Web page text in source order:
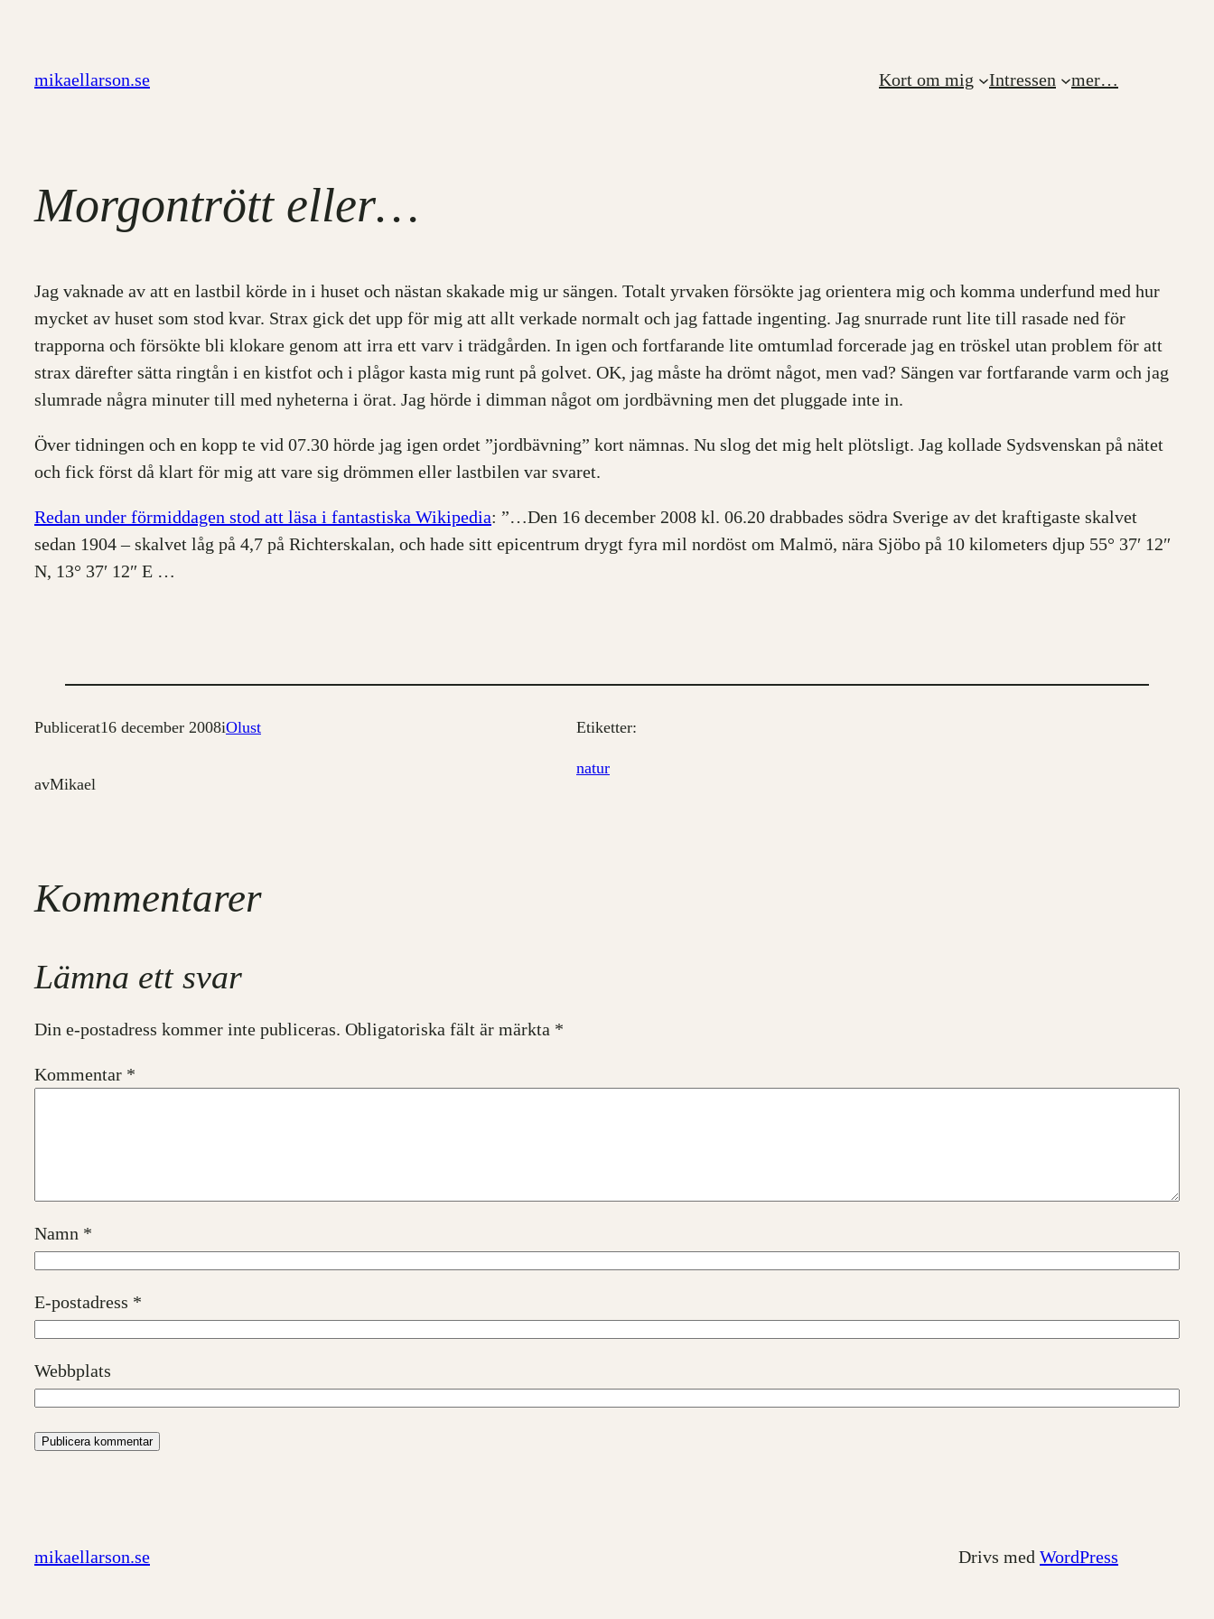
innehåll
mikaellarson.se Kort om mig Intressen mer…
Morgontrött eller…
Jag vaknade av att en lastbil körde in i huset och nästan skakade mig ur sängen. Totalt yrvaken försökte jag orientera mig och komma underfund med hur
mycket av huset som stod kvar. Strax gick det upp för mig att allt verkade normalt och jag fattade ingenting. Jag snurrade runt lite till rasade ned för
trapporna och försökte bli klokare genom att irra ett varv i trädgården. In igen och fortfarande lite omtumlad forcerade jag en tröskel utan problem för att
strax därefter sätta ringtån i en kistfot och i plågor kasta mig runt på golvet. OK, jag måste ha drömt något, men vad? Sängen var fortfarande varm och jag
slumrade några minuter till med nyheterna i örat. Jag hörde i dimman något om jordbävning men det pluggade inte in.
Över tidningen och en kopp te vid 07.30 hörde jag igen ordet ”jordbävning” kort nämnas. Nu slog det mig helt plötsligt. Jag kollade Sydsvenskan på nätet
och fick först då klart för mig att vare sig drömmen eller lastbilen var svaret.
Redan under förmiddagen stod att läsa i fantastiska Wikipedia: ”…Den 16 december 2008 kl. 06.20 drabbades södra Sverige av det kraftigaste skalvet
sedan 1904 – skalvet låg på 4,7 på Richterskalan, och hade sitt epicentrum drygt fyra mil nordöst om Malmö, nära Sjöbo på 10 kilometers djup 55° 37′ 12″
N, 13° 37′ 12″ E …
Publicerat16 december 2008iOlust
avMikael
Etiketter:
natur
Kommentarer
Lämna ett svar
Din e-postadress kommer inte publiceras. Obligatoriska fält är märkta *
Kommentar *
Namn *
E-postadress *
Webbplats
mikaellarson.se Drivs med WordPress